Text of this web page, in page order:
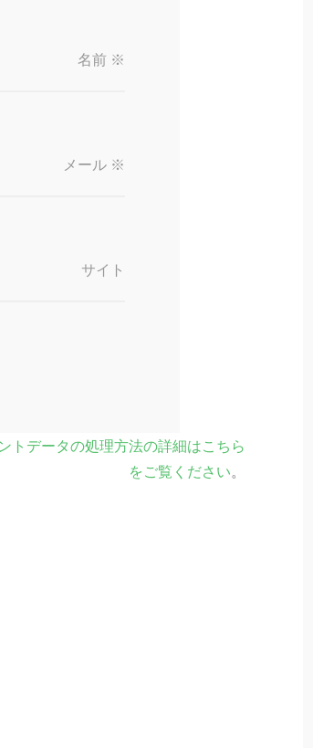
名前 ※
メール ※
サイト
トデータの処理方法の詳細はこちら
をご覧ください。